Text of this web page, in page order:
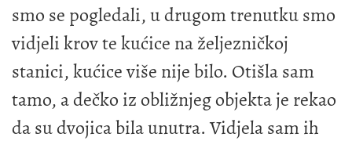
smo se pogledali, u drugom trenutku smo
vidjeli krov te kućice na željezničkoj
stanici, kućice više nije bilo. Otišla sam
tamo, a dečko iz obližnjeg objekta je rekao
da su dvojica bila unutra. Vidjela sam ih